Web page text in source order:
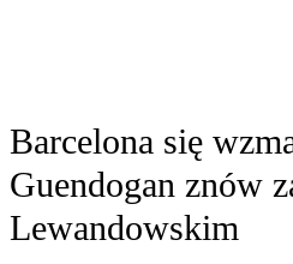
Barcelona się
Guendogan znów
Lewandowskim